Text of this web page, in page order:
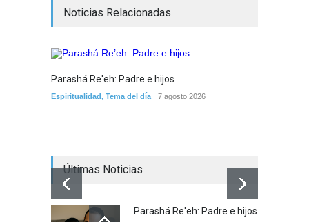
Noticias Relacionadas
Parashá Re'eh: Padre e hijos
Espiritualidad, Tema del día 7 agosto 2026
Últimas Noticias
Parashá Re'eh: Padre e hijos